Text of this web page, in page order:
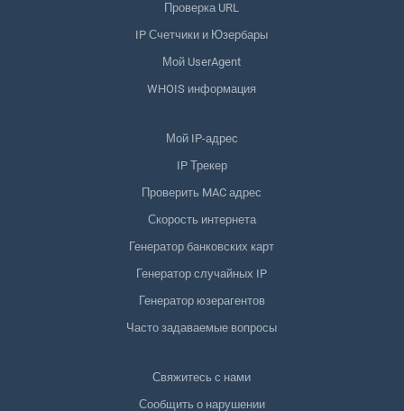
Проверка URL
IP Счетчики и Юзербары
Мой UserAgent
WHOIS информация
Мой IP-адрес
IP Трекер
Проверить MAC адрес
Скорость интернета
Генератор банковских карт
Генератор случайных IP
Генератор юзерагентов
Часто задаваемые вопросы
Свяжитесь с нами
Сообщить о нарушении